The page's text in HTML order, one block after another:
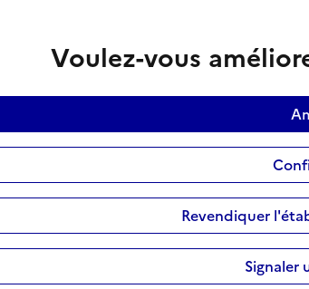
Voulez-vous
Revendiquer
Signaler